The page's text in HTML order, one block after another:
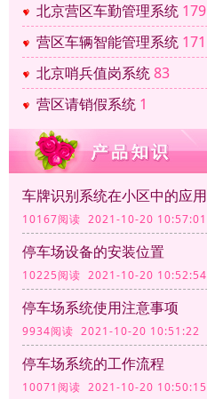
北京营区车勤管理系统 179
营区车辆智能管理系统 171
北京哨兵值岗系统83
营区请销假系统 1
车牌识别系统在小区中的应用
10167阅读 2021-10-20 10:57:01
停车场设备的安装位置
10225阅读 2021-10-20 10:52:54
停车场系统使用注意事项
9934阅读 2021-10-20 10:51:22
停车场系统的工作流程
10071阅读 2021-10-20 10:50:15